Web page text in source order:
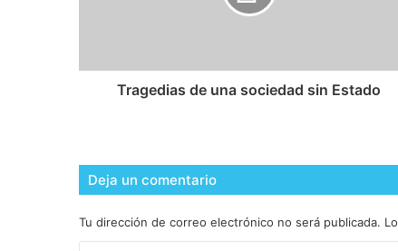
Tragedias de una sociedad sin Estado
Deja un comentario
Tu dirección de correo electrónico no será publicada.